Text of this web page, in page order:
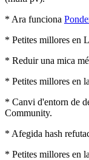
* Ara funciona
* Petites millores en
* Reduir una mica
* Petites millores en
* Canvi d'entorn de
Community.
* Afegida hash
* Petites millores en